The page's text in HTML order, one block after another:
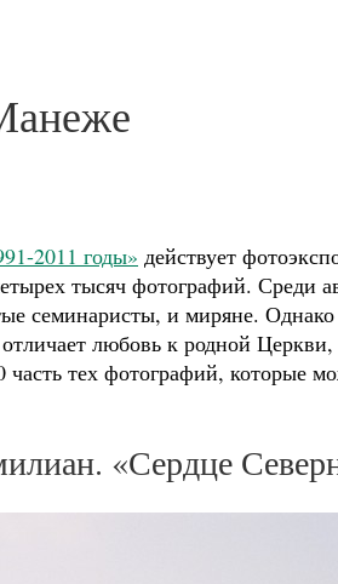
2011 годы» действует
тысяч фотографий. Среди
семинаристы, и миряне.
любовь к родной Церкви,
тех фотографий, которые
«Сердце